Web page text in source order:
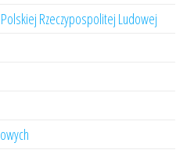
Rzeczypospolitej Ludowej